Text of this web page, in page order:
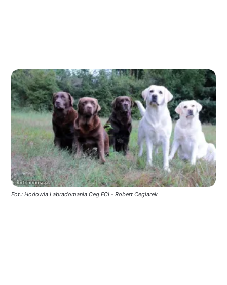
Fot.: Hodowla Labradomania Ceg FCI - Robert Ceglarek